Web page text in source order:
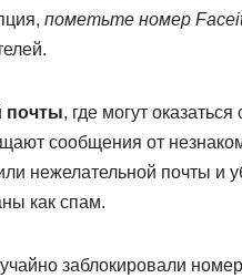
пометьте номер
почты, где могут
сообщения от
нежелательной почты и
как спам.
заблокировали